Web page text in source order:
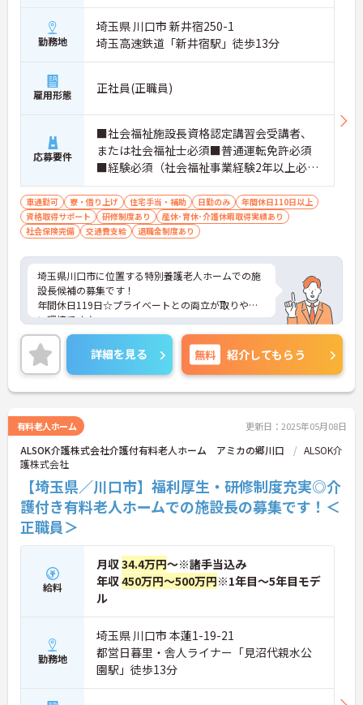
勤務地
埼玉県 川口市 新井宿250-1
埼玉高速鉄道「新井宿駅」徒歩13分
雇用形態 正社員(正職員)
応募要件
■社会福祉施設長資格認定講習会受講者、
または社会福祉士必須■普通運転免許必須
■経験必須（社会福祉事業経験2年以上必
須）
車通勤可 寮・借り上げ 住宅手当・補助 日勤のみ
年間休日110日以上
資格取得サポート
研修制度あり
産休･育休･介護休暇取得実績あり
社会保険完備
交通費支給 退職金制度あり
埼玉県川口市に位置する特別養護老人ホームでの施
設長候補の募集です！
年間休日119日☆プライベートとの両立が取りやす
い環境です♪
ご興味ある方には、面接対策ポイントなど、さらに
詳細をお話しいたしますのでお気軽にご相談くださ
い。
詳細を見る 無料 紹介してもらう
有料老人ホーム 更新日：2025年05月08日
ALSOK介護株式会社介護付有料老人ホーム アミカの郷川口
ALSOK介
護株式会社
【埼玉県／川口市】福利厚生・研修制度充実◎介
護付き有料老人ホームでの施設長の募集です！＜
正職員＞
給料
月収34.4万円～※諸手当込み
年収450万円～500万円※1年目～5年目モデ
ル
勤務地
埼玉県 川口市 本蓮1-19-21
都営日暮里・舎人ライナー「見沼代親水公
園駅」徒歩13分